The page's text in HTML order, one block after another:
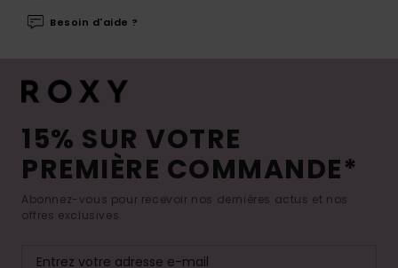
Besoin d'aide ?
15% SUR VOTRE
PREMIÈRE COMMANDE*
Abonnez-vous pour recevoir nos dernières actus et nos
offres exclusives.